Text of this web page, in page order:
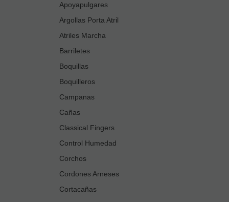
Apoyapulgares
Argollas Porta Atril
Atriles Marcha
Barriletes
Boquillas
Boquilleros
Campanas
Cañas
Classical Fingers
Control Humedad
Corchos
Cordones Arneses
Cortacañas